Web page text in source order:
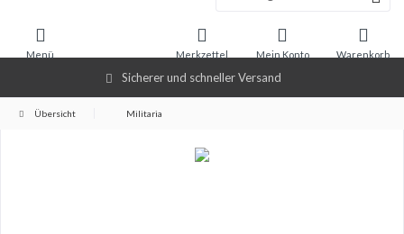
Sicherer und schneller Versand
Warenkorb
Merkzettel Mein Konto
Menü
Übersicht Militaria